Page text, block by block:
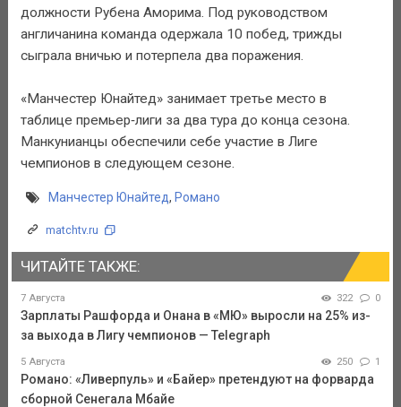
должности Рубена Аморима. Под руководством
англичанина команда одержала 10 побед, трижды
сыграла вничью и потерпела два поражения.
«Манчестер Юнайтед» занимает третье место в
таблице премьер‑лиги за два тура до конца сезона.
Манкунианцы обеспечили себе участие в Лиге
чемпионов в следующем сезоне.
Манчестер Юнайтед, Романо
matchtv.ru
ЧИТАЙТЕ ТАКЖЕ:
7 Августа 322 0
Зарплаты Рашфорда и Онана в «МЮ» выросли на 25% из-
за выхода в Лигу чемпионов — Telegraph
5 Августа 250 1
Романо: «Ливерпуль» и «Байер» претендуют на форварда
сборной Сенегала Мбайе